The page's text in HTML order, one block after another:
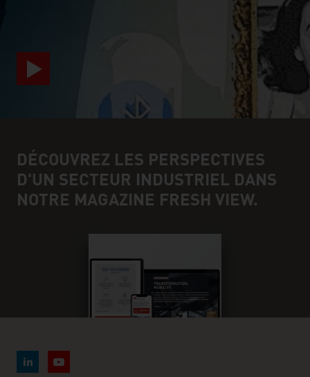
DÉCOUVREZ LES PERSPECTIVES
D'UN SECTEUR INDUSTRIEL DANS
NOTRE MAGAZINE FRESH VIEW.